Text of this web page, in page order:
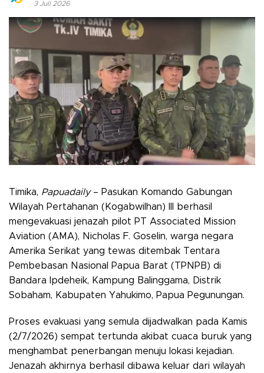
3 Juli 2026
Timika, Papuadaily – Pasukan Komando Gabungan
Wilayah Pertahanan (Kogabwilhan) III berhasil
mengevakuasi jenazah pilot PT Associated Mission
Aviation (AMA), Nicholas F. Goselin, warga negara
Amerika Serikat yang tewas ditembak Tentara
Pembebasan Nasional Papua Barat (TPNPB) di
Bandara Ipdeheik, Kampung Balinggama, Distrik
Sobaham, Kabupaten Yahukimo, Papua Pegunungan.
Proses evakuasi yang semula dijadwalkan pada Kamis
(2/7/2026) sempat tertunda akibat cuaca buruk yang
menghambat penerbangan menuju lokasi kejadian.
Jenazah akhirnya berhasil dibawa keluar dari wilayah